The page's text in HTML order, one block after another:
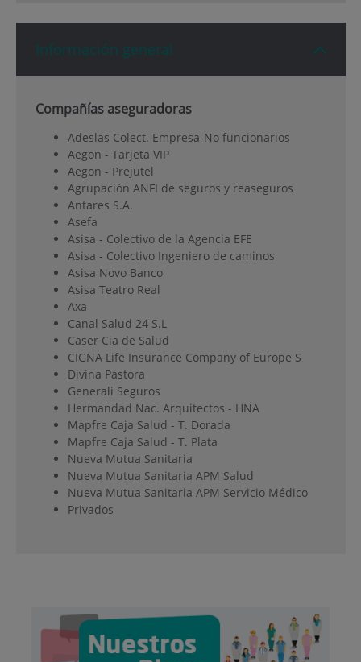
Información general
Compañías aseguradoras
Adeslas Colect. Empresa-No funcionarios
Aegon - Tarjeta VIP
Aegon - Prejutel
Agrupación ANFI de seguros y reaseguros
Antares S.A.
Asefa
Asisa - Colectivo de la Agencia EFE
Asisa - Colectivo Ingeniero de caminos
Asisa Novo Banco
Asisa Teatro Real
Axa
Canal Salud 24 S.L
Caser Cia de Salud
CIGNA Life Insurance Company of Europe S
Divina Pastora
Generali Seguros
Hermandad Nac. Arquitectos - HNA
Mapfre Caja Salud - T. Dorada
Mapfre Caja Salud - T. Plata
Nueva Mutua Sanitaria
Nueva Mutua Sanitaria APM Salud
Nueva Mutua Sanitaria APM Servicio Médico
Privados